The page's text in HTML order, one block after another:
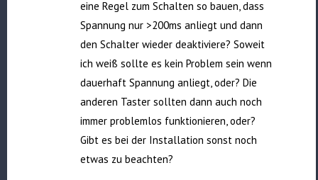
eine Regel zum Schalten so bauen, dass
Spannung nur >200ms anliegt und dann
den Schalter wieder deaktiviere? Soweit
ich weiß sollte es kein Problem sein wenn
dauerhaft Spannung anliegt, oder? Die
anderen Taster sollten dann auch noch
immer problemlos funktionieren, oder?
Gibt es bei der Installation sonst noch
etwas zu beachten?